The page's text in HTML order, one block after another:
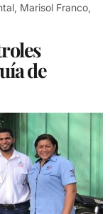
Marisol Franco,
de